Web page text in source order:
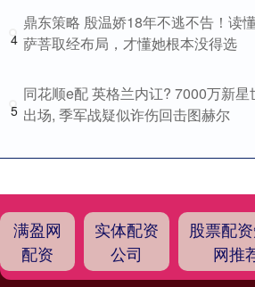
4
鼎东策略 殷温娇18年不逃不告！读
萨菩取经布局，才懂她根本没得选
5
同花顺e配 英格兰内讧? 7000万新星
出场, 季军战疑似诈伤回击图赫尔
满盈网
配资
实体配资
公司
股票配
网推